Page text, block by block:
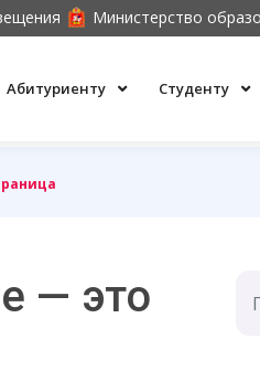
Министерство
Абитуриенту Студенту
— это